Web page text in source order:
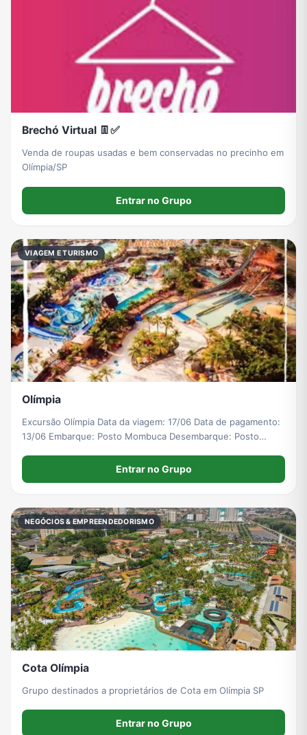
Grupos de A Fazenda no WhatsApp
Divulgação Shitpost
Grupos de WhatsApp de Caminhoneiros Grupos de WhatsApp do BBB 24 Grupos de WhatsApp do BBB 25 Grupos de WhatsApp de Blox Fruits
Grupos de WhatsApp de Roube um Brainrot
Brechó Virtual 👖✅
Venda de roupas usadas e bem conservadas no precinho em
Olímpia/SP
Entrar no Grupo
VIAGEM E TURISMO
Olímpia
Excursão Olímpia Data da viagem: 17/06 Data de pagamento:
13/06 Embarque: Posto Mombuca Desembarque: Posto
valor do ingresso: R$160,00 Valor de criança de 1 a 6 anos:
R$30,00
Entrar no Grupo
NEGÓCIOS & EMPREENDEDORISMO
Cota Olímpia
Grupo destinados a proprietários de Cota em Olímpia SP
Entrar no Grupo